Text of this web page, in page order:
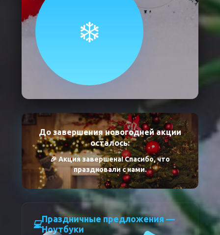
❄️
До завершения новогодней акции
осталось:
🎉 Акция завершена! Спасибо, что
праздновали с нами.
💻
Праздничные предложения —
Ноутбуки